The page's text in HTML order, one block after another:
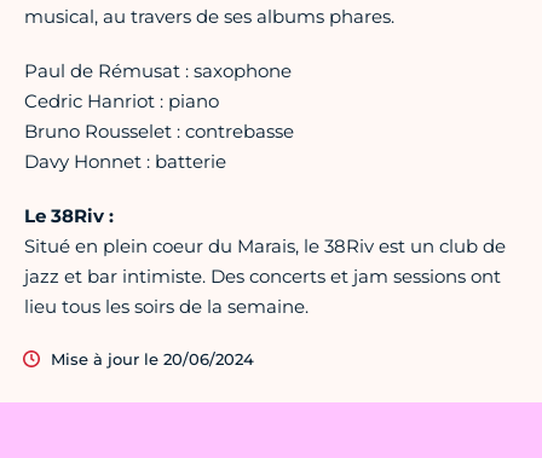
musical, au travers de ses albums phares.
Paul de Rémusat : saxophone
Cedric Hanriot : piano
Bruno Rousselet : contrebasse
Davy Honnet : batterie
Le 38Riv :
Situé en plein coeur du Marais, le 38Riv est un club de
jazz et bar intimiste. Des concerts et jam sessions ont
lieu tous les soirs de la semaine.
Mise à jour le 20/06/2024